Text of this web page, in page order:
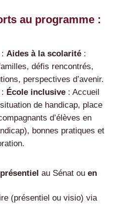
au programme :
Aides à la scolarité:
défis rencontrés,
perspectives d’avenir.
École inclusive: Accueil
de handicap, place
d’élèves en
bonnes pratiques et
présentiel au Sénat ou en
(présentiel ou visio) via